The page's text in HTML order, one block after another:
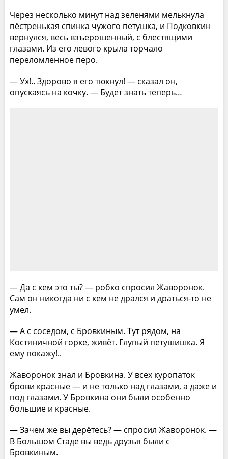
Через несколько минут над зеленями мелькнула
пёстренькая спинка чужого петушка, и Подковкин
вернулся, весь взъерошенный, с блестящими
глазами. Из его левого крыла торчало
переломленное перо.
— Ух!.. Здорово я его тюкнул! — сказал он,
опускаясь на кочку. — Будет знать теперь…
— Да с кем это ты? — робко спросил Жаворонок.
Сам он никогда ни с кем не дрался и драться-то не
умел.
— А с соседом, с Бровкиным. Тут рядом, на
Костяничной горке, живёт. Глупый петушишка. Я
ему покажу!..
Жаворонок знал и Бровкина. У всех куропаток
брови красные — и не только над глазами, а даже и
под глазами. У Бровкина они были особенно
большие и красные.
— Зачем же вы дерётесь? — спросил Жаворонок. —
В Большом Стаде вы ведь друзья были с
Бровкиным.